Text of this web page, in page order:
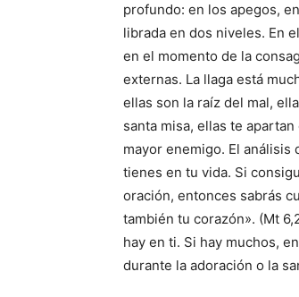
profundo: en los apegos,
librada en dos niveles. En
en el momento de la
externas. La llaga está
ellas son la raíz del mal,
santa misa, ellas te
mayor enemigo. El
tienes en tu vida. Si
oración, entonces sabrás
también tu corazón». (Mt
hay en ti. Si hay muchos,
durante la adoración o la